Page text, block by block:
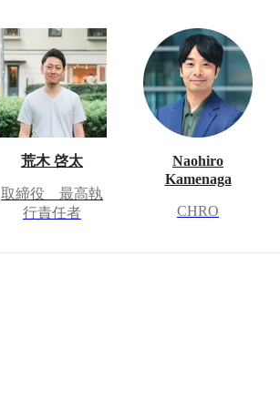
荒木 啓太
取締役 最高執
行責任者
Naohiro
Kamenaga
CHRO